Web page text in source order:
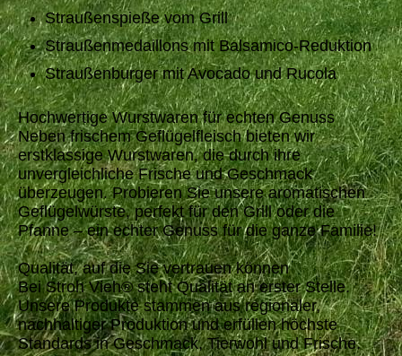
Straußenspieße vom Grill
Straußenmedaillons mit Balsamico-Reduktion
Straußenburger mit Avocado und Rucola
Hochwertige Wurstwaren für echten Genuss
Neben frischem Geflügelfleisch bieten wir
erstklassige Wurstwaren, die durch ihre
unvergleichliche Frische und Geschmack
überzeugen. Probieren Sie unsere aromatischen
Geflügelwürste, perfekt für den Grill oder die
Pfanne – ein echter Genuss für die ganze Familie!
Qualität, auf die Sie vertrauen können
Bei Stroh Vieh® steht Qualität an erster Stelle.
Unsere Produkte stammen aus regionaler,
nachhaltiger Produktion und erfüllen höchste
Standards in Geschmack, Tierwohl und Frische.